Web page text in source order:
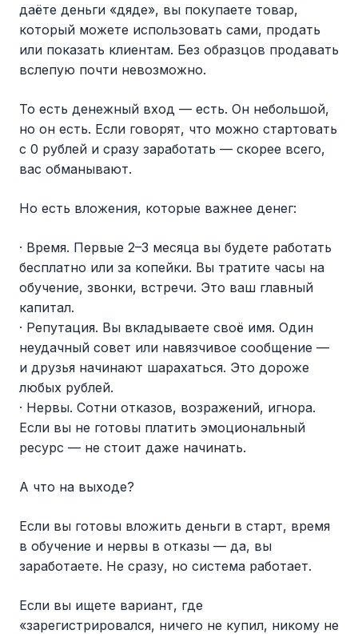
даёте деньги «дяде», вы покупаете товар,
который можете использовать сами, продать
или показать клиентам. Без образцов продавать
вслепую почти невозможно.
То есть денежный вход — есть. Он небольшой,
но он есть. Если говорят, что можно стартовать
с 0 рублей и сразу заработать — скорее всего,
вас обманывают.
Но есть вложения, которые важнее денег:
· Время. Первые 2–3 месяца вы будете работать
бесплатно или за копейки. Вы тратите часы на
обучение, звонки, встречи. Это ваш главный
капитал.
· Репутация. Вы вкладываете своё имя. Один
неудачный совет или навязчивое сообщение —
и друзья начинают шарахаться. Это дороже
любых рублей.
· Нервы. Сотни отказов, возражений, игнора.
Если вы не готовы платить эмоциональный
ресурс — не стоит даже начинать.
А что на выходе?
Если вы готовы вложить деньги в старт, время
в обучение и нервы в отказы — да, вы
заработаете. Не сразу, но система работает.
Если вы ищете вариант, где
«зарегистрировался, ничего не купил, никому не